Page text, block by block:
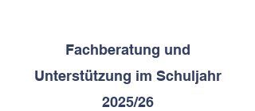
Fachberatung und
Unterstützung im Schuljahr
2025/26